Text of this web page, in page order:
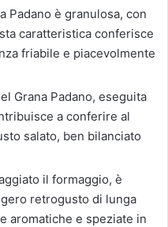
Padano è granulosa, con
caratteristica conferisce
friabile e piacevolmente
Grana Padano, eseguita
a conferire al
salato, ben bilanciato
il formaggio, è
retrogusto di lunga
aromatiche e speziate in